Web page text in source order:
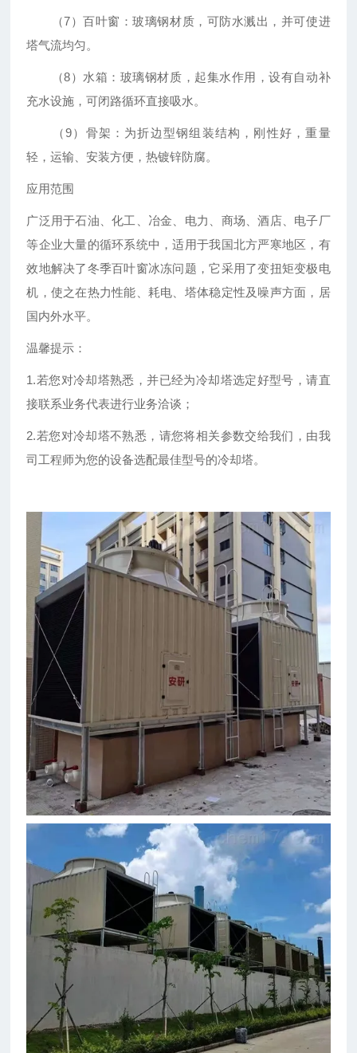
（7）百叶窗：玻璃钢材质，可防水溅出，并可使进
塔气流均匀。
（8）水箱：玻璃钢材质，起集水作用，设有自动补
充水设施，可闭路循环直接吸水。
（9）骨架：为折边型钢组装结构，刚性好，重量
轻，运输、安装方便，热镀锌防腐。
应用范围
广泛用于石油、化工、冶金、电力、商场、酒店、电子厂
等企业大量的循环系统中，适用于我国北方严寒地区，有
效地解决了冬季百叶窗冰冻问题，它采用了变扭矩变极电
机，使之在热力性能、耗电、塔体稳定性及噪声方面，居
国内外水平。
温馨提示：
1.若您对冷却塔熟悉，并已经为冷却塔选定好型号，请直
接联系业务代表进行业务洽谈；
2.若您对冷却塔不熟悉，请您将相关参数交给我们，由我
司工程师为您的设备选配最佳型号的冷却塔。